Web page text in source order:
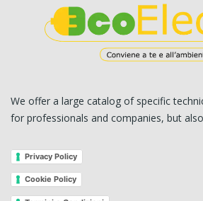
We offer a large catalog of specific
for professionals and companies, but
Privacy Policy
Cookie Policy